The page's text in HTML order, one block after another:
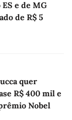
e de MG
de R$ 5
quer
R$ 400 mil e
Nobel